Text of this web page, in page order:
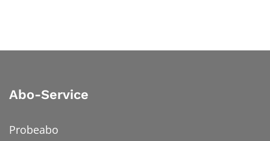
Abo-Service
Probeabo